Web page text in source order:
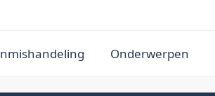
Onderwerpen